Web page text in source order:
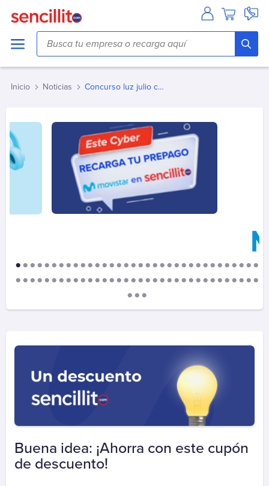
Agua
Aguas Andinas
Aguas del Altiplano
Aguas del Valle
Aguas Décima
Aguas Lampa
Aguas Magallanes
Aguas Manquehue
Aguas San Pedro
Aguas Santiago Poniente
Essbio
Nueva Atacama
Sepra
Smapa
Alarma
ADT
Inicio Noticias Concurso luz julio cupones
Buena idea: ¡Ahorra con este cupón
de descuento!